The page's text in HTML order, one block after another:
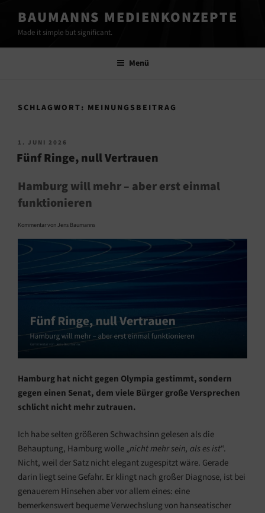
Inhalt
springen
BAUMANNS MEDIENKONZEPTE
Made it simple but significant.
Menü
SCHLAGWORT: MEINUNGSBEITRAG
VERÖFFENTLICHT
AM
1. JUNI 2026
Fünf Ringe, null Vertrauen
Hamburg will mehr – aber erst einmal
funktionieren
Kommentar von Jens Baumanns
Hamburg hat nicht gegen Olympia gestimmt, sondern
gegen einen Senat, dem viele Bürger große Versprechen
schlicht nicht mehr zutrauen.
Ich habe selten größeren Schwachsinn gelesen als die
Behauptung, Hamburg wolle „nicht mehr sein, als es ist“.
Nicht, weil der Satz nicht elegant zugespitzt wäre. Gerade
darin liegt seine Gefahr. Er klingt nach großer Diagnose, ist bei
genauerem Hinsehen aber vor allem eines: eine
bemerkenswert bequeme Verwechslung von hanseatischer